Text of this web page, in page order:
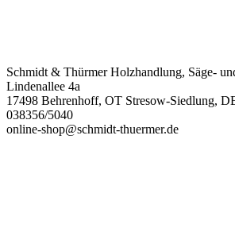
Schmidt & Thürmer Holzhandlung, Säge-
Lindenallee 4a
17498 Behrenhoff, OT Stresow-Siedlung,
038356/5040
online-shop@schmidt-thuermer.de